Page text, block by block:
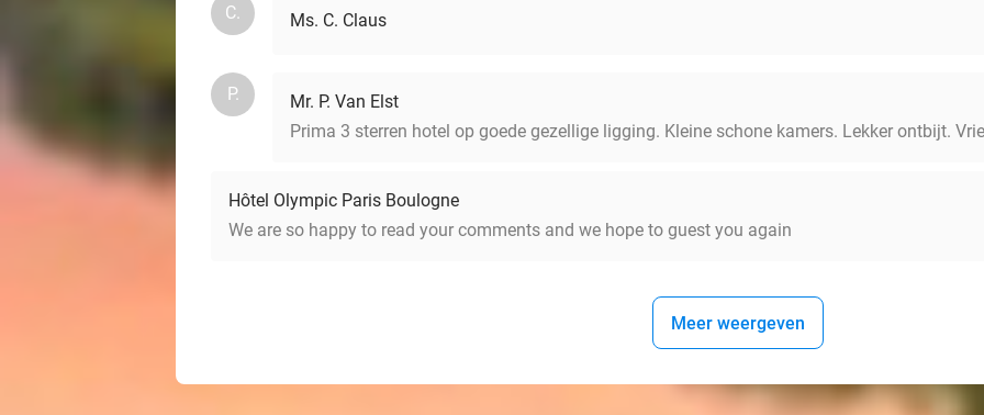
C. Ms. C. Claus
P.
Mr. P. Van Elst
Prima 3 sterren hotel op goede gezellige ligging. Kleine schone kamers. Lekker ontbijt.
Hôtel Olympic Paris Boulogne
We are so happy to read your comments and we hope to guest you again
Meer weergeven